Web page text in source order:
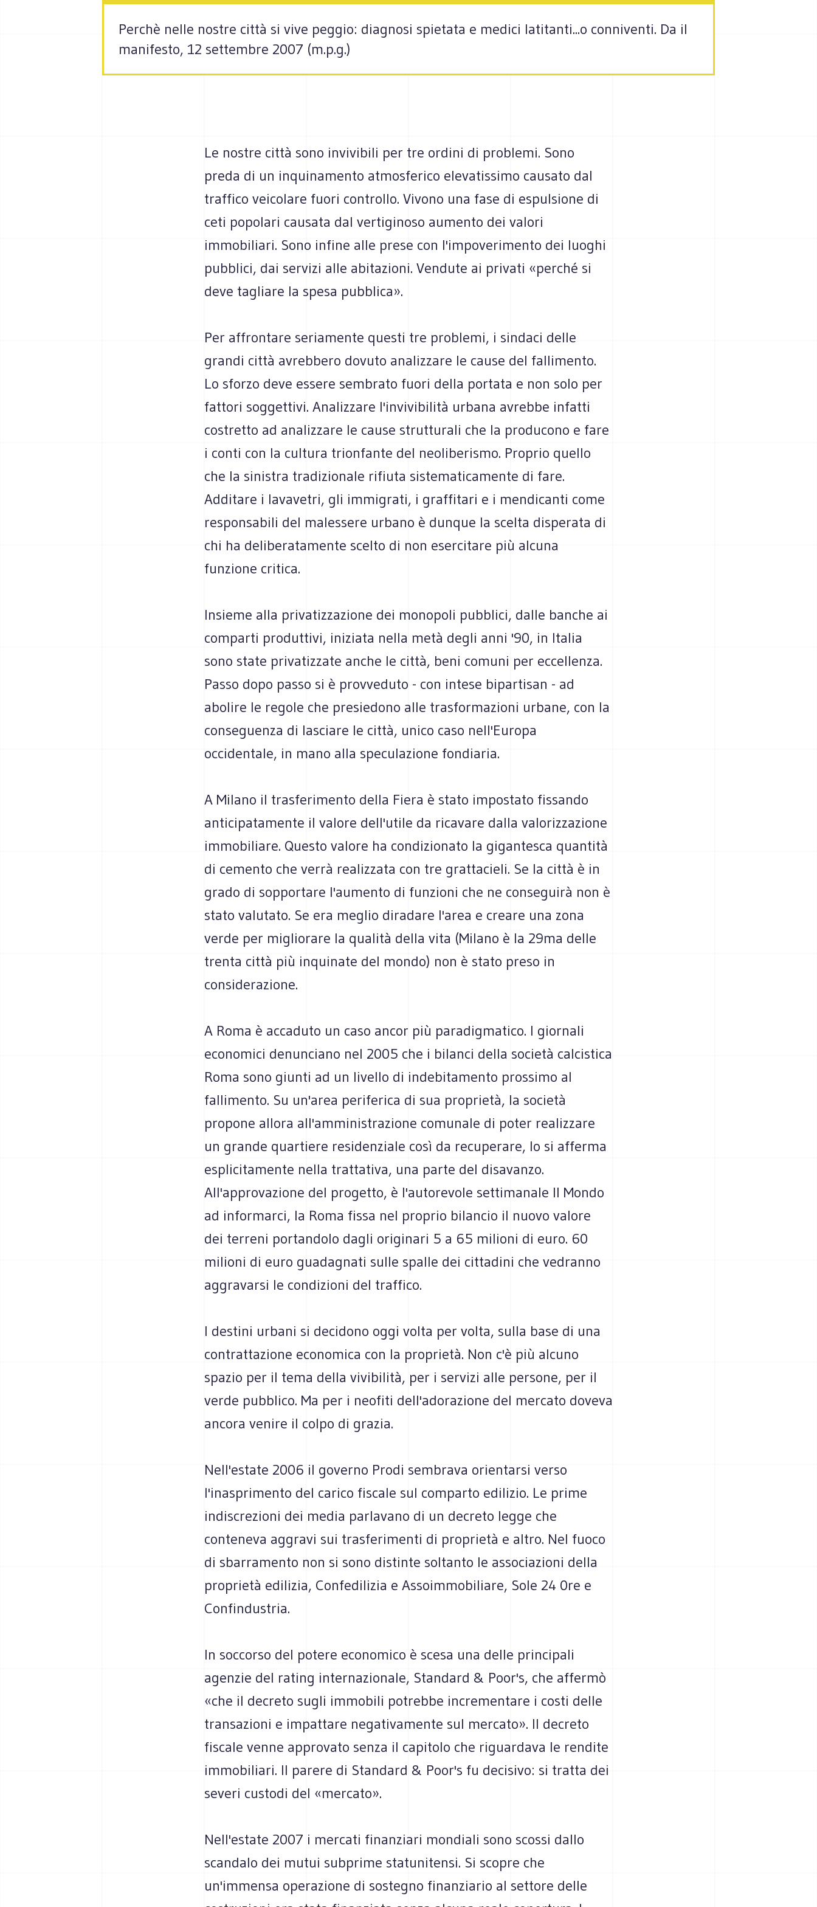
Perchè nelle nostre città si vive peggio: diagnosi spietata e medici latitanti...o conniventi. Da il
manifesto, 12 settembre 2007 (m.p.g.)
Le nostre città sono invivibili per tre ordini di problemi. Sono
preda di un inquinamento atmosferico elevatissimo causato dal
traffico veicolare fuori controllo. Vivono una fase di espulsione di
ceti popolari causata dal vertiginoso aumento dei valori
immobiliari. Sono infine alle prese con l'impoverimento dei luoghi
pubblici, dai servizi alle abitazioni. Vendute ai privati «perché si
deve tagliare la spesa pubblica».
Per affrontare seriamente questi tre problemi, i sindaci delle
grandi città avrebbero dovuto analizzare le cause del fallimento.
Lo sforzo deve essere sembrato fuori della portata e non solo per
fattori soggettivi. Analizzare l'invivibilità urbana avrebbe infatti
costretto ad analizzare le cause strutturali che la producono e fare
i conti con la cultura trionfante del neoliberismo. Proprio quello
che la sinistra tradizionale rifiuta sistematicamente di fare.
Additare i lavavetri, gli immigrati, i graffitari e i mendicanti come
responsabili del malessere urbano è dunque la scelta disperata di
chi ha deliberatamente scelto di non esercitare più alcuna
funzione critica.
Insieme alla privatizzazione dei monopoli pubblici, dalle banche ai
comparti produttivi, iniziata nella metà degli anni '90, in Italia
sono state privatizzate anche le città, beni comuni per eccellenza.
Passo dopo passo si è provveduto - con intese bipartisan - ad
abolire le regole che presiedono alle trasformazioni urbane, con la
conseguenza di lasciare le città, unico caso nell'Europa
occidentale, in mano alla speculazione fondiaria.
A Milano il trasferimento della Fiera è stato impostato fissando
anticipatamente il valore dell'utile da ricavare dalla valorizzazione
immobiliare. Questo valore ha condizionato la gigantesca quantità
di cemento che verrà realizzata con tre grattacieli. Se la città è in
grado di sopportare l'aumento di funzioni che ne conseguirà non è
stato valutato. Se era meglio diradare l'area e creare una zona
verde per migliorare la qualità della vita (Milano è la 29ma delle
trenta città più inquinate del mondo) non è stato preso in
considerazione.
A Roma è accaduto un caso ancor più paradigmatico. I giornali
economici denunciano nel 2005 che i bilanci della società calcistica
Roma sono giunti ad un livello di indebitamento prossimo al
fallimento. Su un'area periferica di sua proprietà, la società
propone allora all'amministrazione comunale di poter realizzare
un grande quartiere residenziale così da recuperare, lo si afferma
esplicitamente nella trattativa, una parte del disavanzo.
All'approvazione del progetto, è l'autorevole settimanale Il Mondo
ad informarci, la Roma fissa nel proprio bilancio il nuovo valore
dei terreni portandolo dagli originari 5 a 65 milioni di euro. 60
milioni di euro guadagnati sulle spalle dei cittadini che vedranno
aggravarsi le condizioni del traffico.
I destini urbani si decidono oggi volta per volta, sulla base di una
contrattazione economica con la proprietà. Non c'è più alcuno
spazio per il tema della vivibilità, per i servizi alle persone, per il
verde pubblico. Ma per i neofiti dell'adorazione del mercato doveva
ancora venire il colpo di grazia.
Nell'estate 2006 il governo Prodi sembrava orientarsi verso
l'inasprimento del carico fiscale sul comparto edilizio. Le prime
indiscrezioni dei media parlavano di un decreto legge che
conteneva aggravi sui trasferimenti di proprietà e altro. Nel fuoco
di sbarramento non si sono distinte soltanto le associazioni della
proprietà edilizia, Confedilizia e Assoimmobiliare, Sole 24 0re e
Confindustria.
In soccorso del potere economico è scesa una delle principali
agenzie del rating internazionale, Standard & Poor's, che affermò
«che il decreto sugli immobili potrebbe incrementare i costi delle
transazioni e impattare negativamente sul mercato». Il decreto
fiscale venne approvato senza il capitolo che riguardava le rendite
immobiliari. Il parere di Standard & Poor's fu decisivo: si tratta dei
severi custodi del «mercato».
Nell'estate 2007 i mercati finanziari mondiali sono scossi dallo
scandalo dei mutui subprime statunitensi. Si scopre che
un'immensa operazione di sostegno finanziario al settore delle